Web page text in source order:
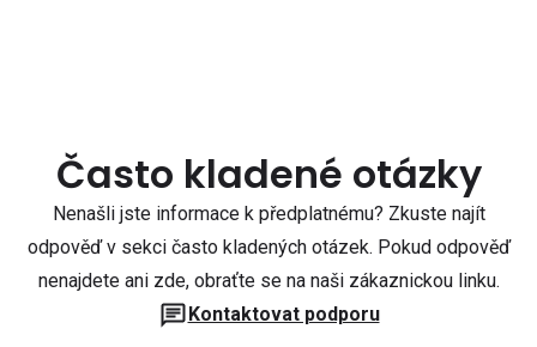
Často kladené otázky
Nenašli jste informace k předplatnému? Zkuste najít
odpověď v sekci často kladených otázek. Pokud odpověď
nenajdete ani zde, obraťte se na naši zákaznickou linku.
Kontaktovat podporu